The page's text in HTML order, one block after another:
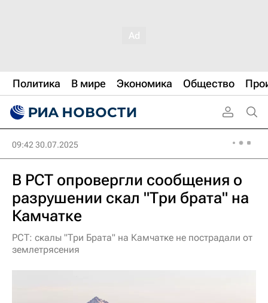
Политика В мире Экономика Общество
09:42 30.07.2025
В РСТ опровергли сообщения о
разрушении скал "Три брата" на
Камчатке
РСТ: скалы "Три Брата" на Камчатке не пострадали от
землетрясения